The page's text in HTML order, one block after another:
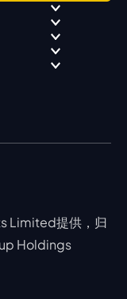
Limited提供，归
Holdings